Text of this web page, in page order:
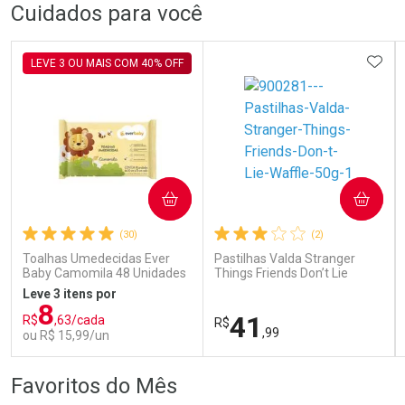
FECHAR
Comprar sem Desconto
Por R$ 70,79/cada
FECHAR
Por Menos
Comprar sem Desconto
Por R$ 70,79/cada
Comprar sem Desconto
Por R$ 70,79/cada
Por Menos
Comprar sem Desconto
Por R$ 70,79/cada
Cuidados para você
(30)
Toalhas Umedecidas Ever
Baby Camomila 48 Unidades
LEVE 3 OU MAIS COM 40% OFF
Leve 3 itens por
R$8,63/cada
ou R$ 15,99/un
COMPRAR
(2)
Pastilhas Valda Stranger
Things Friends Don’t Lie
R$41 ,99
COMPRAR
Favoritos do Mês